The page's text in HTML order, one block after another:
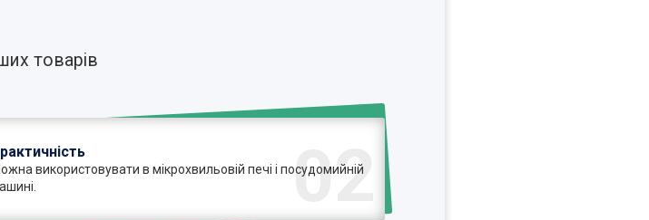
товарів
02
використовувати в мікрохвильовій печі і посудомийній